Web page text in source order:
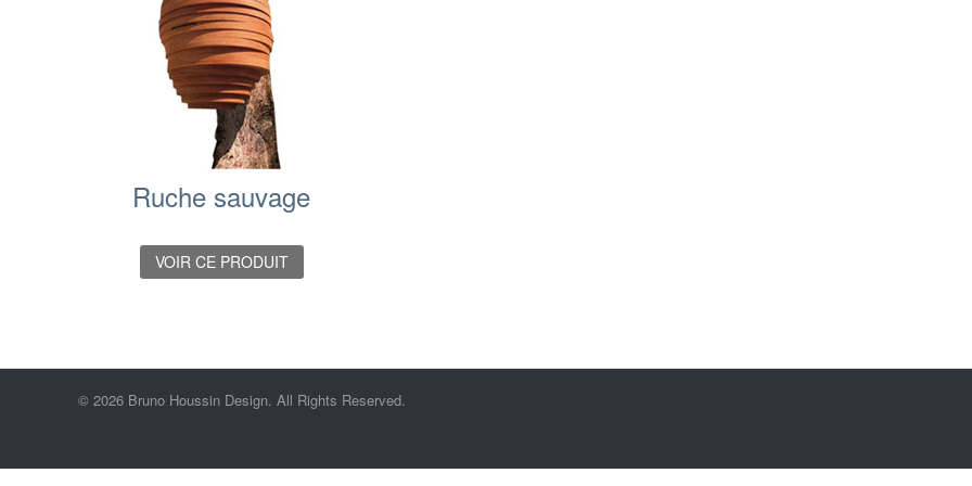
Ruche sauvage
VOIR CE PRODUIT
© 2026 Bruno Houssin Design. All Rights Reserved.